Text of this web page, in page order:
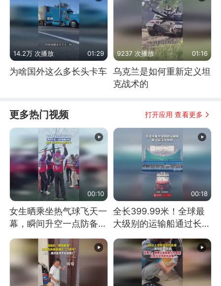
14.2万 次播放 01:29
为啥国外这么多长头卡车
9237 次播放 01:16
乌克兰是如何重新定义坦
克战术的
更多热门视频 打开应用 查看更多
00:10
女生晒乘坐热气球飞天一
幕，瞬间升空一点防备都
00:18
全长399.99米！全球最
大级别的运输船通过长江